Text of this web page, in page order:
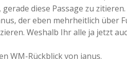
diese Passage zu
der eben mehrheitlich über
Weshalb Ihr alle ja jetzt
WM-Rückblick von janus.